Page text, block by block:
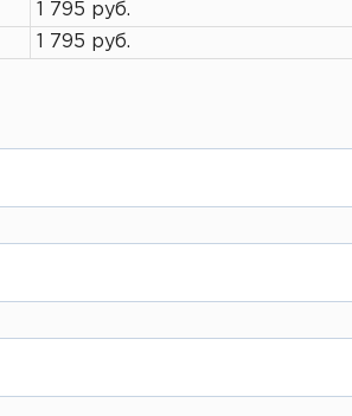
1 795 руб.
1 795 руб.
при отгрузке товара.
виде указать